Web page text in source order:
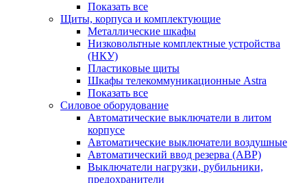
Показать все
Щиты, корпуса и комплектующие
Металлические шкафы
Низковольтные комплектные устройства
(НКУ)
Пластиковые щиты
Шкафы телекоммуникационные Astra
Показать все
Силовое оборудование
Автоматические выключатели в литом
корпусе
Автоматические выключатели воздушные
Автоматический ввод резерва (АВР)
Выключатели нагрузки, рубильники,
предохранители